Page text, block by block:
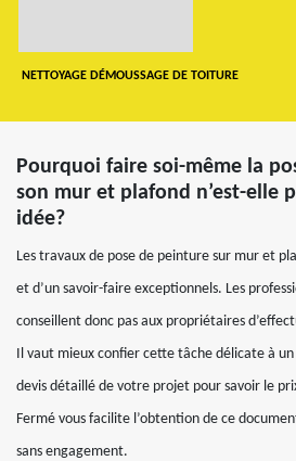
NETTOYAGE DÉMOUSSAGE DE TOITURE
Pourquoi faire soi-même la
son mur et plafond n’est-elle
idée?
Les travaux de pose de peinture sur mur et
et d’un savoir-faire exceptionnels. Les
conseillent donc pas aux propriétaires
Il vaut mieux confier cette tâche délicate à
devis détaillé de votre projet pour savoir le
Fermé vous facilite l’obtention de ce
sans engagement.